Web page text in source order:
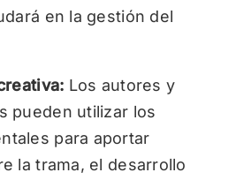
en la gestión del
Los autores y
pueden utilizar los
para aportar
la trama, el desarrollo